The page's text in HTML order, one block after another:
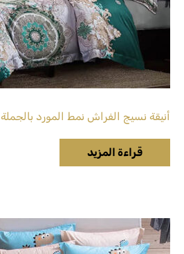
أنيقة نسيج الفراش نمط المورد بالجملة
قراءة المزيد